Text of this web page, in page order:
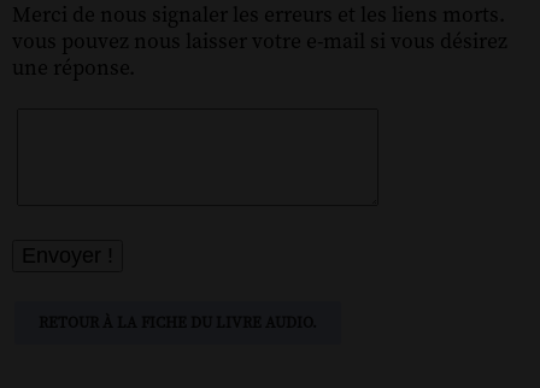
Merci de nous signaler les erreurs et les liens morts.
vous pouvez nous laisser votre e-mail si vous désirez
une réponse.